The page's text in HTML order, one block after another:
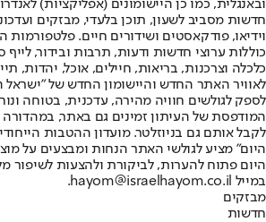
חדשות מסביב לשעון, תוכן בלעדי, מבזקים
וידיאו, פודקאסטים ושידורים חיים. פלטפורמות
כוללות ערוצי חדשות ודעות, תרבות ובידור, לייף
לאוויר האתר החדש והיישומון החדש של
לספק לגולשים חוויה מהירה, עדכנית, בטוחה
המודפסת של העיתון זמינים גם באתר, במהדורה
לקבל אותם גם בניוזלטר. מועדון ההטבות
היום" מציע לגולשי האתר הנחות ומבצעים על
היום פתוח להערות, לביקורת ולהצעות לשיפור
במייל hayom@israelhayom.co.il.
מבזקים
חדשות